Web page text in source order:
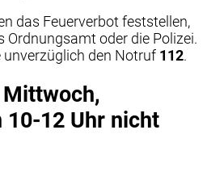
das Feuerverbot feststellen,
Ordnungsamt oder die Polizei.
den Notruf 112.
10-12 Uhr nicht